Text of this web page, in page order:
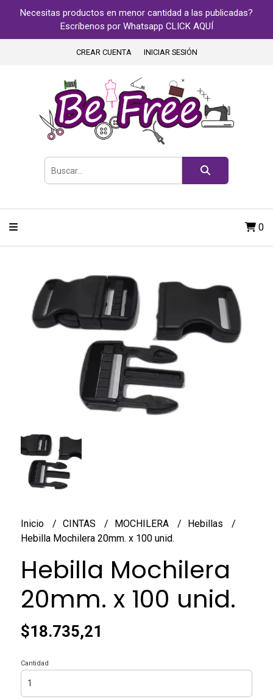
Necesitas productos en menor cantidad a las publicadas?
Escríbenos por Whatsapp CLICK AQUÍ
CREAR CUENTA INICIAR SESIÓN
0
Inicio CINTAS MOCHILERA
Hebillas
Hebilla Mochilera 20mm. x 100 unid.
Hebilla Mochilera
20mm. x 100 unid.
$18.735,21
Cantidad